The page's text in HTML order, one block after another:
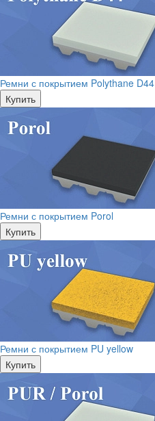
Ремни с покрытием Polythane D44
Купить
Ремни с покрытием Porol
Купить
Ремни с покрытием PU yellow
Купить